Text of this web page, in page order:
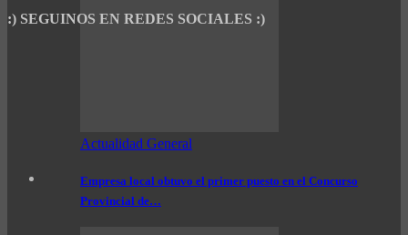
Actualidad General
Empresa local obtuvo el primer puesto en el Concurso
Provincial de…
:) SEGUINOS EN REDES SOCIALES :)